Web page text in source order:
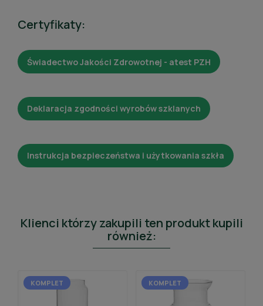
Certyfikaty:
Świadectwo Jakości Zdrowotnej - atest PZH
Deklaracja zgodności wyrobów szklanych
Instrukcja bezpieczeństwa i użytkowania szkła
Klienci którzy zakupili ten produkt kupili
również:
KOMPLET KOMPLET